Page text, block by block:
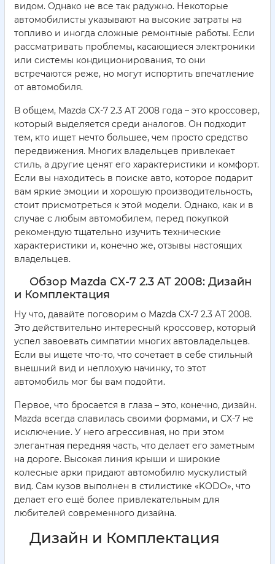
видом. Однако не все так радужно. Некоторые
автомобилисты указывают на высокие затраты на
топливо и иногда сложные ремонтные работы. Если
рассматривать проблемы, касающиеся электроники
или системы кондиционирования, то они
встречаются реже, но могут испортить впечатление
от автомобиля.
В общем, Mazda CX-7 2.3 AT 2008 года – это кроссовер,
который выделяется среди аналогов. Он подходит
тем, кто ищет нечто большее, чем просто средство
передвижения. Многих владельцев привлекает
стиль, а другие ценят его характеристики и комфорт.
Если вы находитесь в поиске авто, которое подарит
вам яркие эмоции и хорошую производительность,
стоит присмотреться к этой модели. Однако, как и в
случае с любым автомобилем, перед покупкой
рекомендую тщательно изучить технические
характеристики и, конечно же, отзывы настоящих
владельцев.
Обзор Mazda CX-7 2.3 AT 2008: Дизайн
и Комплектация
Ну что, давайте поговорим о Mazda CX-7 2.3 AT 2008.
Это действительно интересный кроссовер, который
успел завоевать симпатии многих автовладельцев.
Если вы ищете что-то, что сочетает в себе стильный
внешний вид и неплохую начинку, то этот
автомобиль мог бы вам подойти.
Первое, что бросается в глаза – это, конечно, дизайн.
Mazda всегда славилась своими формами, и CX-7 не
исключение. У него агрессивная, но при этом
элегантная передняя часть, что делает его заметным
на дороге. Высокая линия крыши и широкие
колесные арки придают автомобилю мускулистый
вид. Сам кузов выполнен в стилистике «KODO», что
делает его ещё более привлекательным для
любителей современного дизайна.
Дизайн и Комплектация